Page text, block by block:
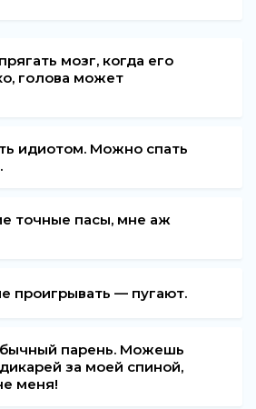
мозг, когда его
голова может
идиотом. Можно спать
точные пасы, мне аж
проигрывать — пугают.
парень. Можешь
за моей спиной,
меня!